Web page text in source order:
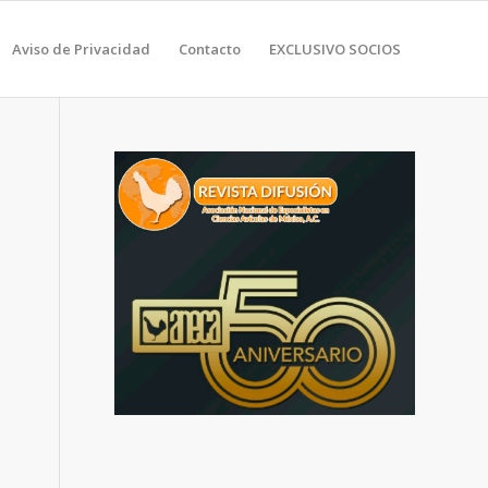
Aviso de Privacidad Contacto EXCLUSIVO SOCIOS